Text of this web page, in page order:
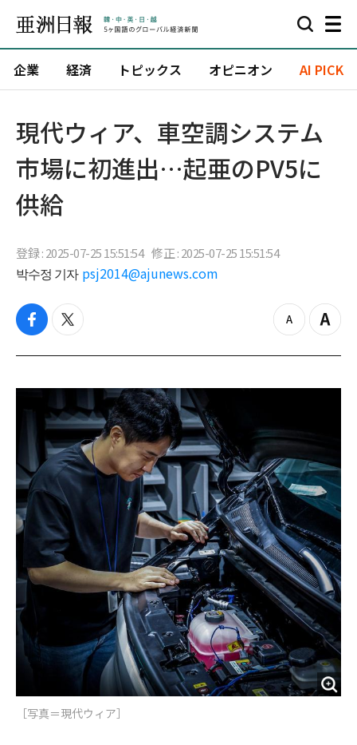
企業 経済 トピックス オピニオン AI PICK
現代ウィア、車空調システム
市場に初進出…起亜のPV5に
供給
登録 : 2025-07-25 15:51:54 修正 : 2025-07-25 15:51:54
박수정 기자 psj2014@ajunews.com
f
c
b
o
t
i
t
r
z
o
o
Z
o
i
［写真＝現代ウィア］